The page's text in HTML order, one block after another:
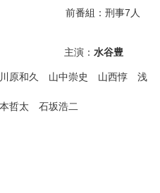
～ 前番組：刑事7人
主演： 水谷豊
原和久 山中崇史 山西惇 浅
哲太 石坂浩二